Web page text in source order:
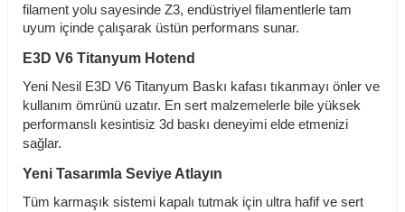
filament yolu sayesinde Z3, endüstriyel filamentlerle tam
uyum içinde çalışarak üstün performans sunar.
E3D V6 Titanyum Hotend
Yeni Nesil E3D V6 Titanyum Baskı kafası tıkanmayı önler ve
kullanım ömrünü uzatır. En sert malzemelerle bile yüksek
performanslı kesintisiz 3d baskı deneyimi elde etmenizi
sağlar.
Yeni Tasarımla Seviye Atlayın
Tüm karmaşık sistemi kapalı tutmak için ultra hafif ve sert